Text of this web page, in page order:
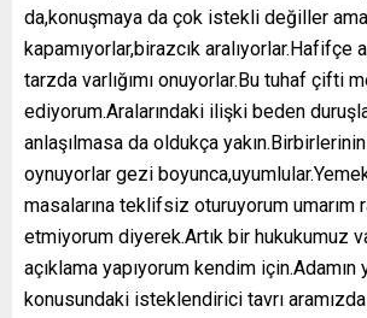
da,konuşmaya da çok istekli değiller ama
kapamıyorlar,birazcık aralıyorlar.Hafifçe
tarzda varlığımı onuyorlar.Bu tuhaf çifti
ediyorum.Aralarındaki ilişki beden
anlaşılmasa da oldukça
oynuyorlar gezi
masalarına teklifsiz oturuyorum umarım
etmiyorum diyerek.Artık bir hukukumuz
açıklama yapıyorum kendim
konusundaki isteklendirici tavrı